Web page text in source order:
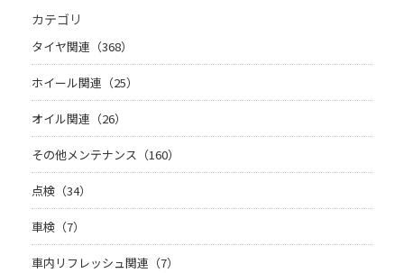
カテゴリ
タイヤ関連（368）
ホイール関連（25）
オイル関連（26）
その他メンテナンス（160）
点検（34）
車検（7）
車内リフレッシュ関連（7）